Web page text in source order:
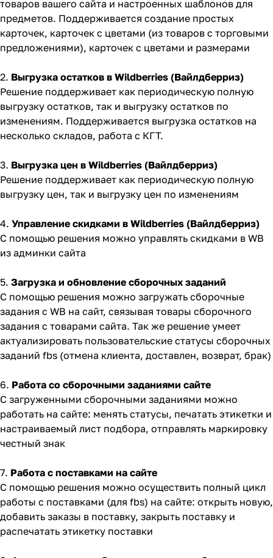
товаров вашего сайта и настроенных шаблонов для
предметов. Поддерживается создание простых
карточек, карточек с цветами (из товаров с торговыми
предложениями), карточек с цветами и размерами
2. Выгрузка остатков в Wildberries (Вайлдберриз)
Решение поддерживает как периодическую полную
выгрузку остатков, так и выгрузку остатков по
изменениям. Поддерживается выгрузка остатков на
несколько складов, работа с КГТ.
3. Выгрузка цен в Wildberries (Вайлдберриз)
Решение поддерживает как периодическую полную
выгрузку цен, так и выгрузку цен по изменениям
4. Управление скидками в Wildberries (Вайлдберриз)
С помощью решения можно управлять скидками в WB
из админки сайта
5. Загрузка и обновление сборочных заданий
С помощью решения можно загружать сборочные
задания с WB на сайт, связывая товары сборочного
задания с товарами сайта. Так же решение умеет
актуализировать пользовательские статусы сборочных
заданий fbs (отмена клиента, доставлен, возврат, брак)
6. Работа со сборочными заданиями сайте
С загруженными сборочными заданиями можно
работать на сайте: менять статусы, печатать этикетки и
настраиваемый лист подбора, отправлять маркировку
честный знак
7. Работа с поставками на сайте
С помощью решения можно осуществить полный цикл
работы с поставками (для fbs) на сайте: открыть новую,
добавить заказы в поставку, закрыть поставку и
распечатать этикетку поставки